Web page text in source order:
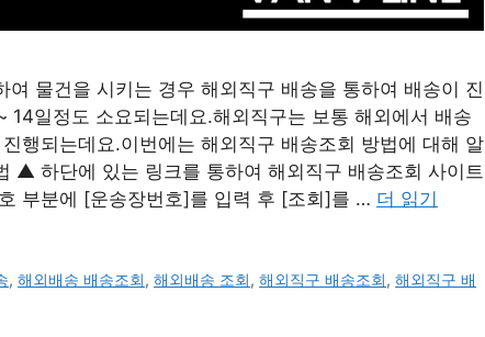
물건을 시키는 경우 해외직구 배송을 통하여 배송이 진
14일정도 소요되는데요.해외직구는 보통 해외에서 배송
행되는데요.이번에는 해외직구 배송조회 방법에 대해 알
▲ 하단에 있는 링크를 통하여 해외직구 배송조회 사이트
부분에 [운송장번호]를 입력 후 [조회]를 … 더 읽기
,해외배송 배송조회,해외배송 조회,해외직구 배송조회,해외직구 배